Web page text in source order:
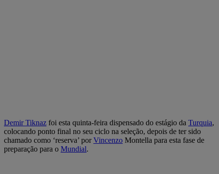
Demir Tiknaz foi esta quinta-feira dispensado do estágio da Turquia,
colocando ponto final no seu ciclo na seleção, depois de ter sido
chamado como ‘reserva’ porVincenzo Montella para esta fase de
preparação para o Mundial.